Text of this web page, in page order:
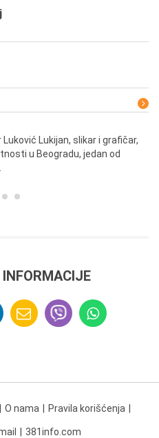
Lukijan, slikar i grafičar,
u Beogradu, jedan od
O nama Pravila korišćenja
381info.com